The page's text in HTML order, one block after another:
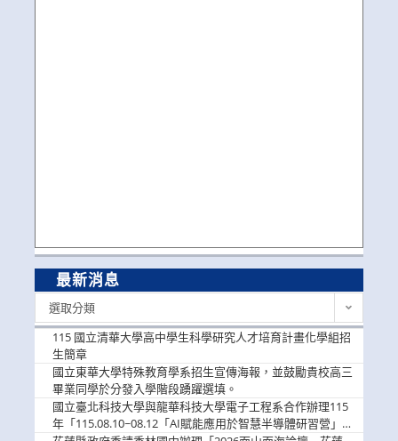
最新消息
選取分類
115 國立清華大學高中學生科學研究人才培育計畫化學組招
生簡章
國立東華大學特殊教育學系招生宣傳海報，並鼓勵貴校高三
畢業同學於分發入學階段踴躍選填。
國立臺北科技大學與龍華科技大學電子工程系合作辦理115
年「115.08.10~08.12「AI賦能應用於智慧半導體研習營」，